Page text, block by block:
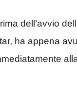
dell’avvio
ha appena